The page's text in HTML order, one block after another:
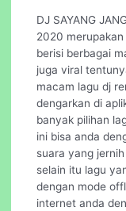
DJ SAYANG
2020
berisi berbagai
juga viral
macam lagu dj
dengarkan di
banyak pilihan
ini bisa anda
suara yang
selain itu lagu
dengan mode
internet anda